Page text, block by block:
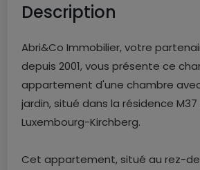
Description
Abri&Co Immobilier, votre
depuis 2001, vous présente ce
appartement d'une chambre
jardin, situé dans la résidence
Luxembourg-Kirchberg.
Cet appartement, situé au rez-